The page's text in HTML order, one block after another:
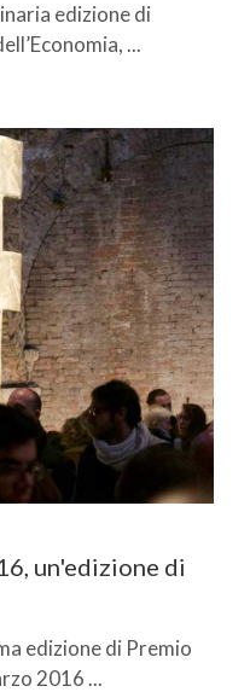
edizione di
...
un'edizione di
edizione di Premio
2016 ...